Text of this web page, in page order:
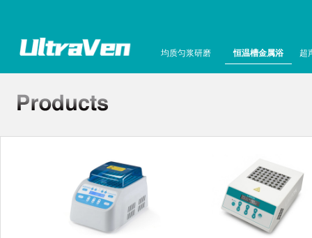
均质匀浆研磨 恒温槽金属浴 超